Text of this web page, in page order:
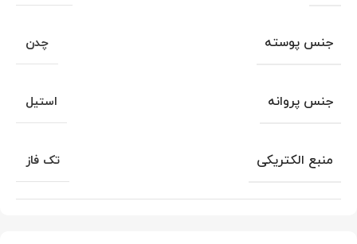
جنس پوسته چدن
جنس پروانه استیل
منبع الکتریکی تک فاز